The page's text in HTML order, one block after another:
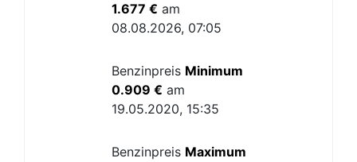
1.677 € am
08.08.2026, 07:05
Benzinpreis Minimum
0.909 € am
19.05.2020, 15:35
Benzinpreis Maximum